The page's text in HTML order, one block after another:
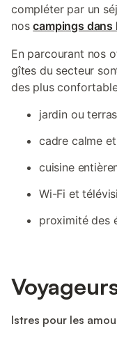
compléter par un
noscampings dans
En parcourant nos
gîtes du secteur
des plus
jardin ou
cadre calme
cuisine
Wi-Fi et
proximité des
Istres pour les